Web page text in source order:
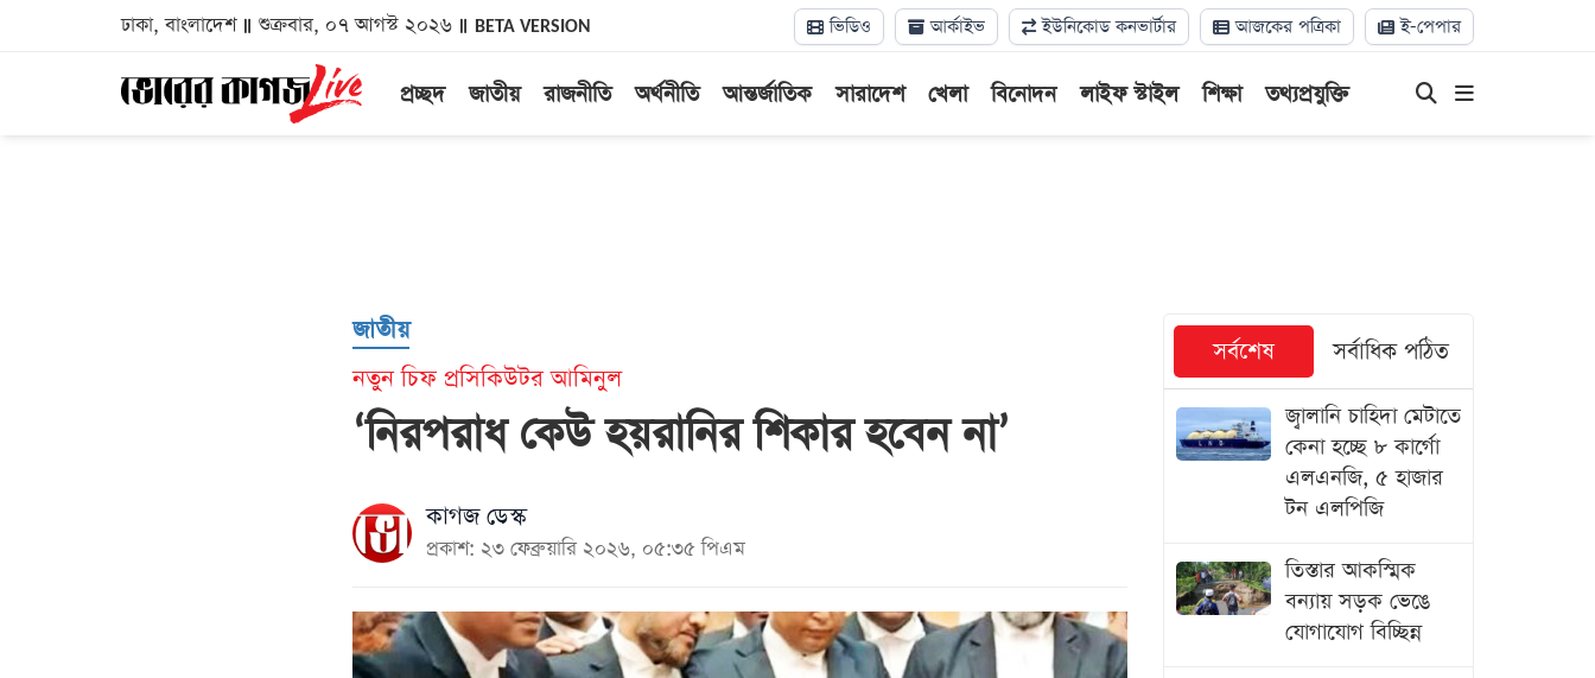
ঢাকা, বাংলাদেশ শুক্রবার, ০৭ আগস্ট ২০২৬ BETA VERSION ভিডিও আর্কাইভ ইউনিকোড কনভার্টার আজকের পত্রিকা ই-পেপার
প্রচ্ছদ জাতীয় রাজনীতি অর্থনীতি আন্তর্জাতিক সারাদেশ খেলা বিনোদন লাইফ স্টাইল শিক্ষা তথ্যপ্রযুক্তি
জাতীয়
নতুন চিফ প্রসিকিউটর আমিনুল
‘নিরপরাধ কেউ হয়রানির শিকার হবেন না’
কাগজ ডেস্ক
প্রকাশ: ২৩ ফেব্রুয়ারি ২০২৬, ০৫:৩৫ পিএম
সর্বশেষ সর্বাধিক পঠিত
জ্বালানি চাহিদা মেটাতে
কেনা হচ্ছে ৮ কার্গো
এলএনজি, ৫ হাজার
টন এলপিজি
তিস্তার আকস্মিক
বন্যায় সড়ক ভেঙে
যোগাযোগ বিচ্ছিন্ন